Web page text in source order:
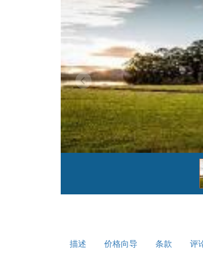
描述 价格向导 条款 评